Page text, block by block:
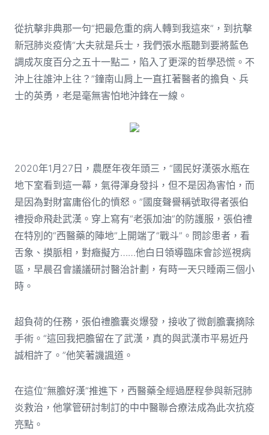
從抗擊非典那一句“把最危重的病人轉到我這來”，到抗擊
新冠肺炎疫情“大夫就是兵士，我們張水瓶聽到要將藍色
調成灰度百分之五十一點二，陷入了更深的哲學恐慌。不
沖上往誰沖上往？”鐘南山肩上一直扛著醫者的擔負、兵
士的英勇，老是毫無害怕地沖鋒在一線。
2020年1月27日，農歷年夜年頭三，“國民好漢張水瓶在
地下室看到這一幕，氣得渾身發抖，但不是因為害怕，而
是因為對財富庸俗化的憤怒。”國度聲譽稱號取得者張伯
禮授命飛赴武漢。穿上寫有“老張加油”的防護服，張伯禮
在特別的“西醫藥的陣地”上開端了“戰斗”。問診患者，看
舌象、摸脈相，對癥擬方……他白日領導臨床會診巡視病
區，早晨召會議議研討醫治計劃，有時一天只睡兩三個小
時。
超負荷的任務，張伯禮膽囊炎爆發，接收了微創膽囊摘除
手術。“這回我把膽留在了武漢，真的與武漢市平易近丹
誠相許了。”他笑著譏諷道。
在這位“無膽好漢”推進下，西醫藥全經過歷程參與新冠肺
炎救治，他掌管研討制訂的中中醫聯合療法成為此次抗疫
亮點。